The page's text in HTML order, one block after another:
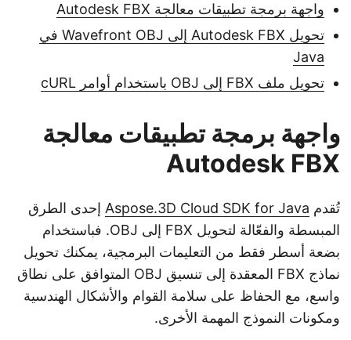
واجهة برمجة تطبيقات معالجة Autodesk FBX
تحويل Autodesk FBX إلى Wavefront OBJ في
Java
تحويل ملف FBX إلى OBJ باستخدام أوامر cURL
واجهة برمجة تطبيقات معالجة
Autodesk FBX
تُقدمAspose.3D Cloud SDK for Javaإحدى الطرق
المبسطة والفعّالة لتحويل FBX إلى OBJ. فباستخدام
بضعة أسطر فقط من التعليمات البرمجية، يمكنك تحويل
نماذج FBX المعقدة إلى تنسيق OBJ المتوافق على نطاق
واسع، مع الحفاظ على سلامة القوام والأشكال الهندسية
ومكونات النموذج المهمة الأخرى.